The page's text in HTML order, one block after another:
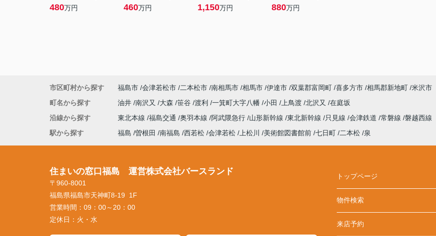
480万円 460万円 1,150万円 880万円
市区町村から探す 福島市 会津若松市 二本松市 南相馬市 相馬市 伊達市 双葉郡富岡町 喜多方市 相馬郡新地町 米沢市
町名から探す
油井 南沢又 大森 笹谷 渡利 一箕町大字八幡 小田 上鳥渡 北沢又
在庭坂
沿線から探す
東北本線 福島交通 奥羽本線 阿武隈急行 山形新幹線 東北新幹線 只見線 会津鉄道 常磐線 磐越西線
駅から探す
福島 曽根田 南福島 西若松 会津若松 上松川 美術館図書館前 七日町 二本松 泉
住まいの窓口福島 運営株式会社バースランド
〒960-8001
福島県福島市天神町8-19 1F
営業時間： 09：00～20：00
定休日： 火・水
トップページ
物件検索
来店予約